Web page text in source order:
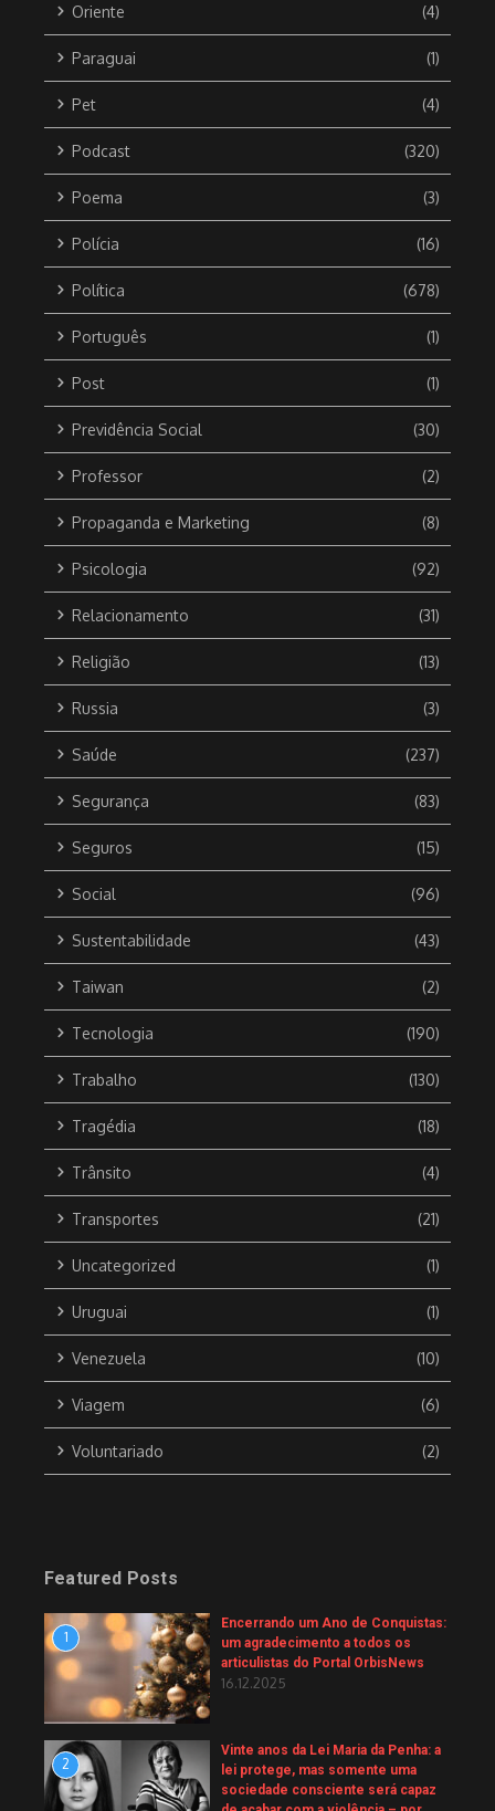
Oriente (4)
Paraguai (1)
Pet (4)
Podcast (320)
Poema (3)
Polícia (16)
Política (678)
Português (1)
Post (1)
Previdência Social (30)
Professor (2)
Propaganda e Marketing (8)
Psicologia (92)
Relacionamento (31)
Religião (13)
Russia (3)
Saúde (237)
Segurança (83)
Seguros (15)
Social (96)
Sustentabilidade (43)
Taiwan (2)
Tecnologia (190)
Trabalho (130)
Tragédia (18)
Trânsito (4)
Transportes (21)
Uncategorized (1)
Uruguai (1)
Venezuela (10)
Viagem (6)
Voluntariado (2)
Featured Posts
1
Encerrando um Ano de Conquistas:
um agradecimento a todos os
articulistas do Portal OrbisNews
16.12.2025
2
Vinte anos da Lei Maria da Penha: a
lei protege, mas somente uma
sociedade consciente será capaz